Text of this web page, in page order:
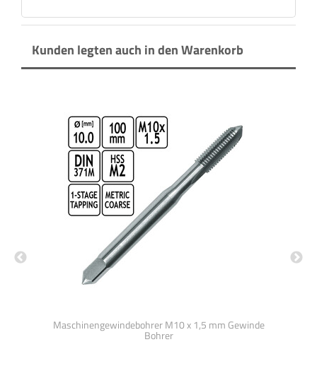
Kunden legten auch in den Warenkorb
Maschinengewindebohrer M10 x 1,5 mm Gewinde
Bohrer